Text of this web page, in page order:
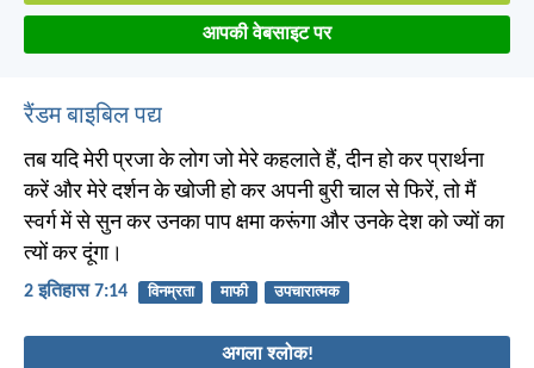
आपकी वेबसाइट पर
रैंडम बाइबिल पद्य
तब यदि मेरी प्रजा के लोग जो मेरे कहलाते हैं, दीन हो कर प्रार्थना
करें और मेरे दर्शन के खोजी हो कर अपनी बुरी चाल से फिरें, तो मैं
स्वर्ग में से सुन कर उनका पाप क्षमा करूंगा और उनके देश को ज्यों का
त्यों कर दूंगा।
2 इतिहास 7:14 विनम्रता माफी उपचारात्मक
अगला श्लोक!